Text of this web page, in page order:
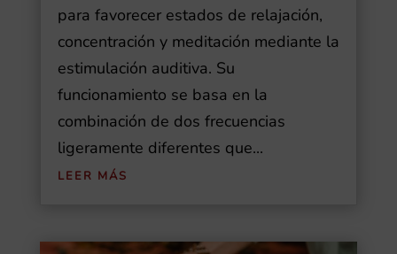
para favorecer estados de relajación,
concentración y meditación mediante la
estimulación auditiva. Su
funcionamiento se basa en la
combinación de dos frecuencias
ligeramente diferentes que...
LEER MÁS